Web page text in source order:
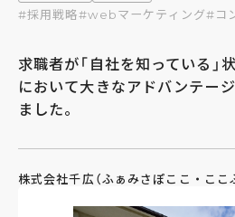
#採用戦略#webマーケティング#コ
求職者が「自社を知っている」
において大きなアドバンテー
ました。
株式会社千広（ふぁみさぽここ・ここ